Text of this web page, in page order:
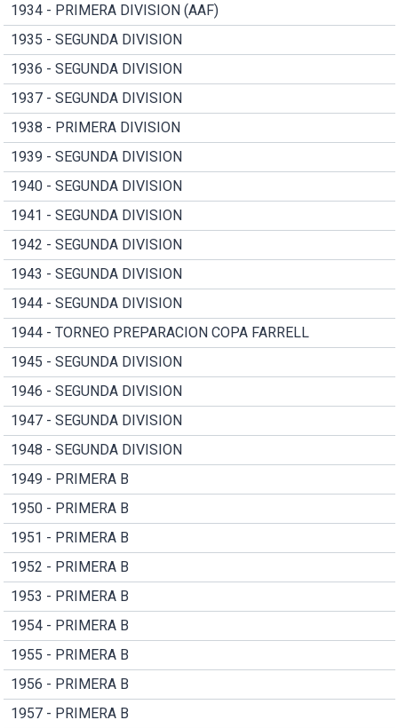
1934 - PRIMERA DIVISION (AAF)
1935 - SEGUNDA DIVISION
1936 - SEGUNDA DIVISION
1937 - SEGUNDA DIVISION
1938 - PRIMERA DIVISION
1939 - SEGUNDA DIVISION
1940 - SEGUNDA DIVISION
1941 - SEGUNDA DIVISION
1942 - SEGUNDA DIVISION
1943 - SEGUNDA DIVISION
1944 - SEGUNDA DIVISION
1944 - TORNEO PREPARACION COPA FARRELL
1945 - SEGUNDA DIVISION
1946 - SEGUNDA DIVISION
1947 - SEGUNDA DIVISION
1948 - SEGUNDA DIVISION
1949 - PRIMERA B
1950 - PRIMERA B
1951 - PRIMERA B
1952 - PRIMERA B
1953 - PRIMERA B
1954 - PRIMERA B
1955 - PRIMERA B
1956 - PRIMERA B
1957 - PRIMERA B